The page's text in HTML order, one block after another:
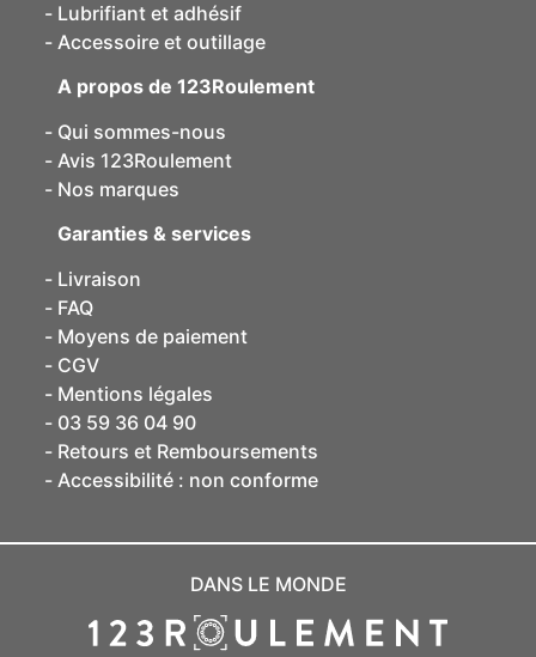
Lubrifiant et adhésif
Accessoire et outillage
A propos de 123Roulement
Qui sommes-nous
Avis 123Roulement
Nos marques
Garanties & services
Livraison
FAQ
Moyens de paiement
CGV
Mentions légales
03 59 36 04 90
Retours et Remboursements
Accessibilité : non conforme
DANS LE MONDE